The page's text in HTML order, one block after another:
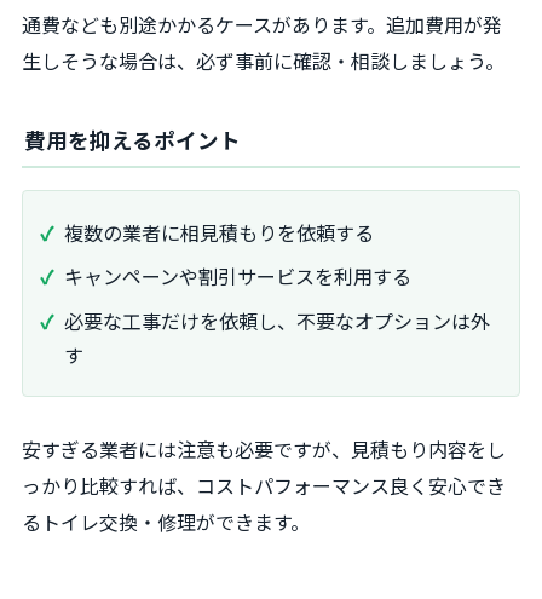
通費なども別途かかるケースがあります。追加費用が発
生しそうな場合は、必ず事前に確認・相談しましょう。
費用を抑えるポイント
複数の業者に相見積もりを依頼する
キャンペーンや割引サービスを利用する
必要な工事だけを依頼し、不要なオプションは外
す
安すぎる業者には注意も必要ですが、見積もり内容をし
っかり比較すれば、コストパフォーマンス良く安心でき
るトイレ交換・修理ができます。